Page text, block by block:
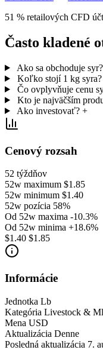
51 % retailových CFD
Často kladené
Ako sa obchoduje syr?
Koľko stojí 1 kg syra?
Čo ovplyvňuje cenu
Kto je najväčším
Ako investovať? +
Cenový rozsah
52 týždňov
52w maximum $1.85
52w minimum $1.40
52w pozícia 58%
Od 52w maxima -10.3%
Od 52w minima +18.6%
$1.40 $1.85
Informácie
Jednotka Lb
Kategória Livestock &
Mena USD
Aktualizácia Denne
Posledná aktualizácia 7.